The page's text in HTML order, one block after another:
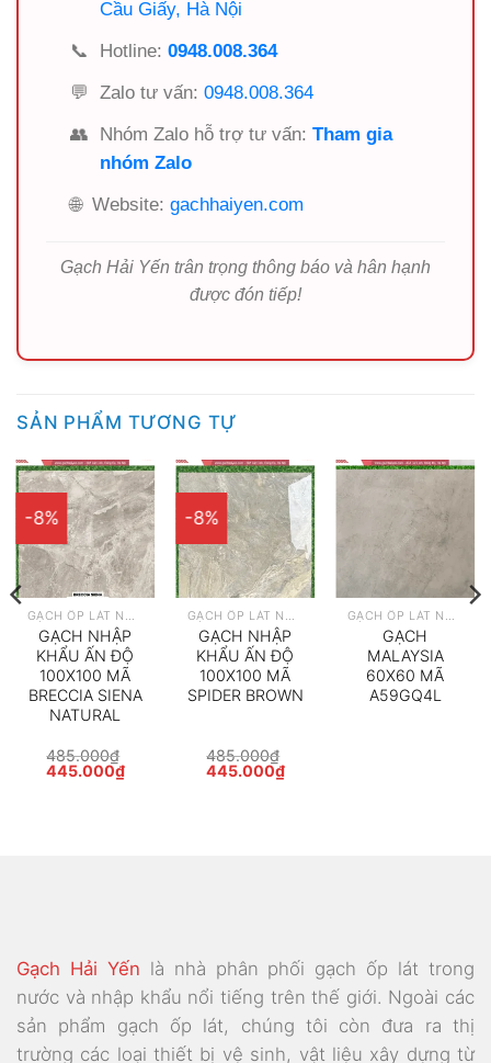
Cầu Giấy, Hà Nội
📞
Hotline: 0948.008.364
💬
Zalo tư vấn: 0948.008.364
👥
Nhóm Zalo hỗ trợ tư vấn: Tham gia
nhóm Zalo
🌐 Website: gachhaiyen.com
Gạch Hải Yến trân trọng thông báo và hân hạnh
được đón tiếp!
SẢN PHẨM TƯƠNG TỰ
-8%
GẠCH ỐP LÁT NHẬP KHẨU
GẠCH NHẬP
KHẨU ẤN ĐỘ
100X100 MÃ
BRECCIA SIENA
NATURAL
485.000₫
Giá
445.000₫Giá
hiện
-8%
GẠCH ỐP LÁT NHẬP KHẨU
GẠCH NHẬP
KHẨU ẤN ĐỘ
100X100 MÃ
SPIDER BROWN
485.000₫
Giá
445.000₫Giá
hiện
GẠCH ỐP LÁT NHẬP KHẨU
GẠCH
MALAYSIA
60X60 MÃ
A59GQ4L
Gạch Hải Yến là nhà phân phối gạch ốp lát trong
nước và nhập khẩu nổi tiếng trên thế giới. Ngoài các
sản phẩm gạch ốp lát, chúng tôi còn đưa ra thị
trường các loại thiết bị vệ sinh, vật liệu xây dựng từ